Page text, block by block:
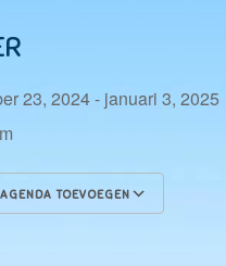
23, 2024 - januari 3, 2025
TOEVOEGEN